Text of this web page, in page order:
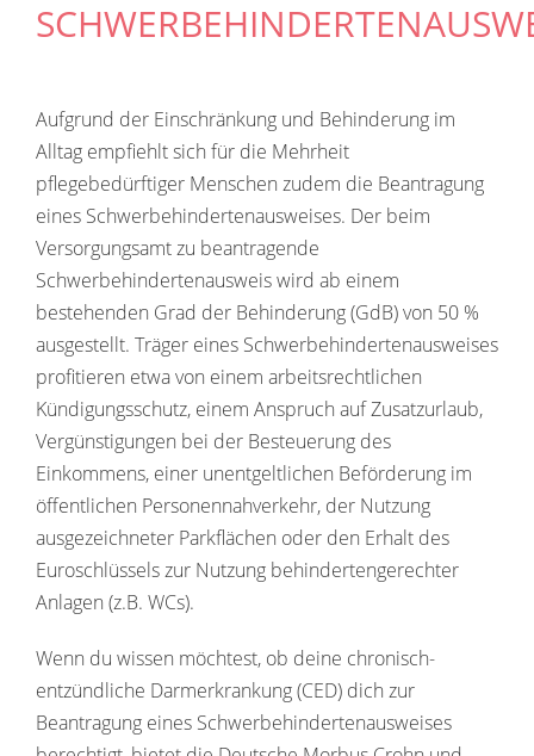
Aufgrund der Einschränkung und Behinderung im
Alltag empfiehlt sich für die Mehrheit
pflegebedürftiger Menschen zudem die Beantragung
eines Schwerbehindertenausweises. Der beim
Versorgungsamt zu beantragende
Schwerbehindertenausweis wird ab einem
bestehenden Grad der Behinderung (GdB) von 50 %
ausgestellt. Träger eines Schwerbehindertenausweises
profitieren etwa von einem arbeitsrechtlichen
Kündigungsschutz, einem Anspruch auf Zusatzurlaub,
Vergünstigungen bei der Besteuerung des
Einkommens, einer unentgeltlichen Beförderung im
öffentlichen Personennahverkehr, der Nutzung
ausgezeichneter Parkflächen oder den Erhalt des
Euroschlüssels zur Nutzung behindertengerechter
Anlagen (z.B. WCs).
Wenn du wissen möchtest, ob deine chronisch-
entzündliche Darmerkrankung (CED) dich zur
Beantragung eines Schwerbehindertenausweises